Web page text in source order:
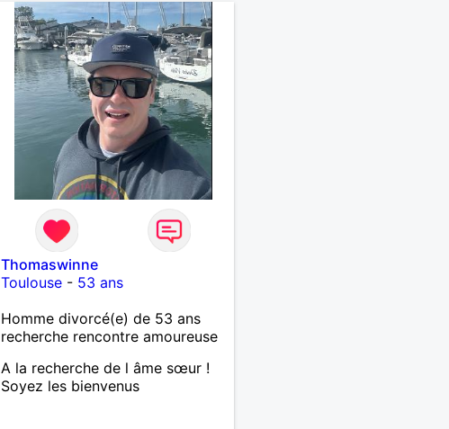
Thomaswinne
Toulouse - 53 ans
Homme divorcé(e) de 53 ans
recherche rencontre amoureuse
A la recherche de l âme sœur !
Soyez les bienvenus